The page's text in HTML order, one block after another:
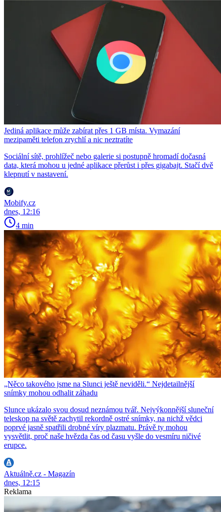
Jediná aplikace může zabírat přes 1 GB místa. Vymazání
mezipaměti telefon zrychlí a nic neztratíte
Sociální sítě, prohlížeč nebo galerie si postupně hromadí dočasná
data, která mohou u jedné aplikace přerůst i přes gigabajt. Stačí dvě
klepnutí v nastavení.
Mobify.cz
dnes, 12:16
4 min
„Něco takového jsme na Slunci ještě neviděli.“ Nejdetailnější
snímky mohou odhalit záhadu
Slunce ukázalo svou dosud neznámou tvář. Nejvýkonnější sluneční
teleskop na světě zachytil rekordně ostré snímky, na nichž vědci
poprvé jasně spatřili drobné víry plazmatu. Právě ty mohou
vysvětlit, proč naše hvězda čas od času vyšle do vesmíru ničivé
erupce.
Aktuálně.cz - Magazín
dnes, 12:15
Reklama